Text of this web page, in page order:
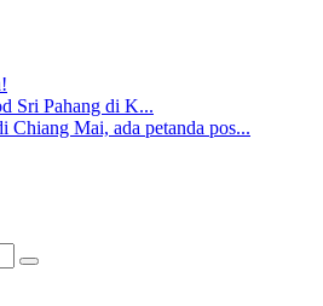
Sri Pahang di K...
Chiang Mai, ada petanda pos...